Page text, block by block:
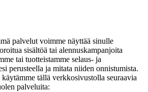
palvelut voimme näyttää sinulle
sisältöä tai alennuskampanjoita
tai tuotteistamme selaus- ja
perusteella ja mitata niiden onnistumista.
käytämme tällä verkkosivustolla seuraavia
palveluita: